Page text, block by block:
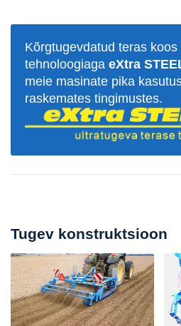
Kõrgtugevdatud teras koos
tehnoloogiaga eXtra
meie masinate pika
raskemates tingimustes.
Tugev konstruktsioon